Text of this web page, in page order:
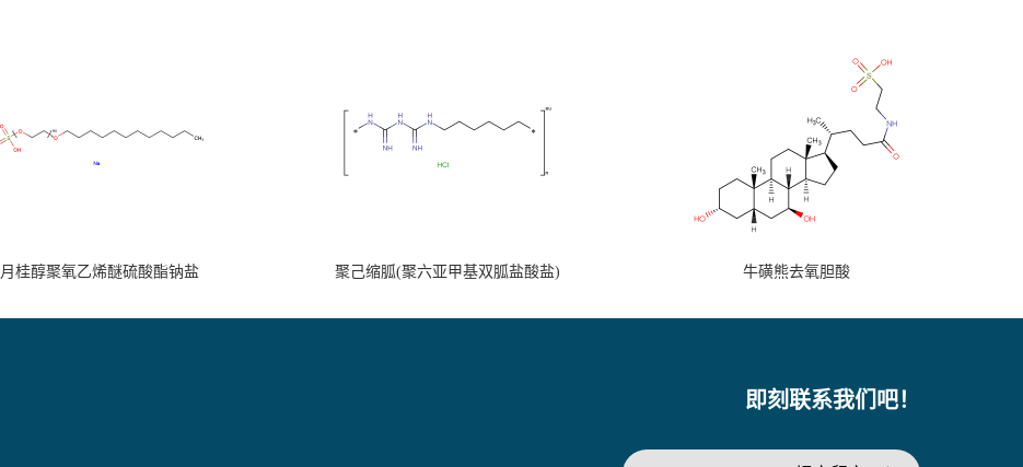
月桂醇聚氧乙烯醚硫酸酯钠盐 聚己缩胍(聚六亚甲基双胍盐酸盐) 牛磺熊去氧胆酸
即刻联系我们吧！